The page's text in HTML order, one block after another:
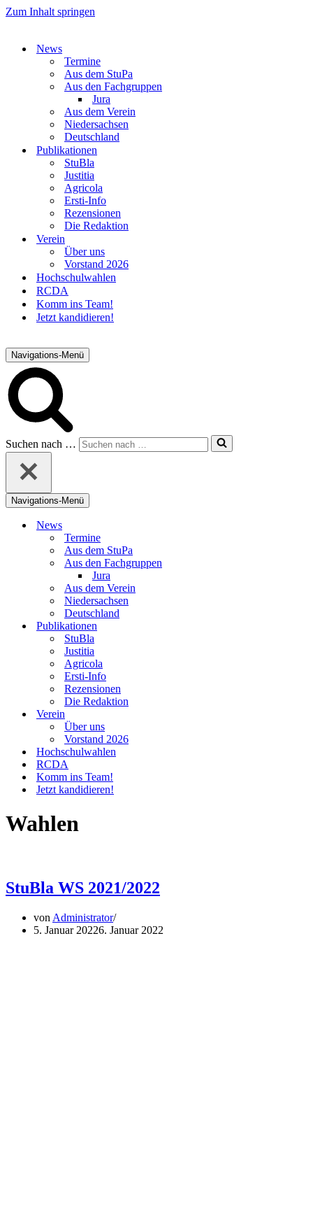
Zum Inhalt springen
News
Termine
Aus dem StuPa
Aus den Fachgruppen
Jura
Aus dem Verein
Niedersachsen
Deutschland
Publikationen
StuBla
Justitia
Agricola
Ersti-Info
Rezensionen
Die Redaktion
Verein
Über uns
Vorstand 2026
Hochschulwahlen
RCDA
Komm ins Team!
Jetzt kandidieren!
Navigations-Menü
Suchen nach …
Navigations-Menü
News
Termine
Aus dem StuPa
Aus den Fachgruppen
Jura
Aus dem Verein
Niedersachsen
Deutschland
Publikationen
StuBla
Justitia
Agricola
Ersti-Info
Rezensionen
Die Redaktion
Verein
Über uns
Vorstand 2026
Hochschulwahlen
RCDA
Komm ins Team!
Jetzt kandidieren!
Wahlen
StuBla WS 2021/2022
von Administrator
5. Januar 20226. Januar 2022